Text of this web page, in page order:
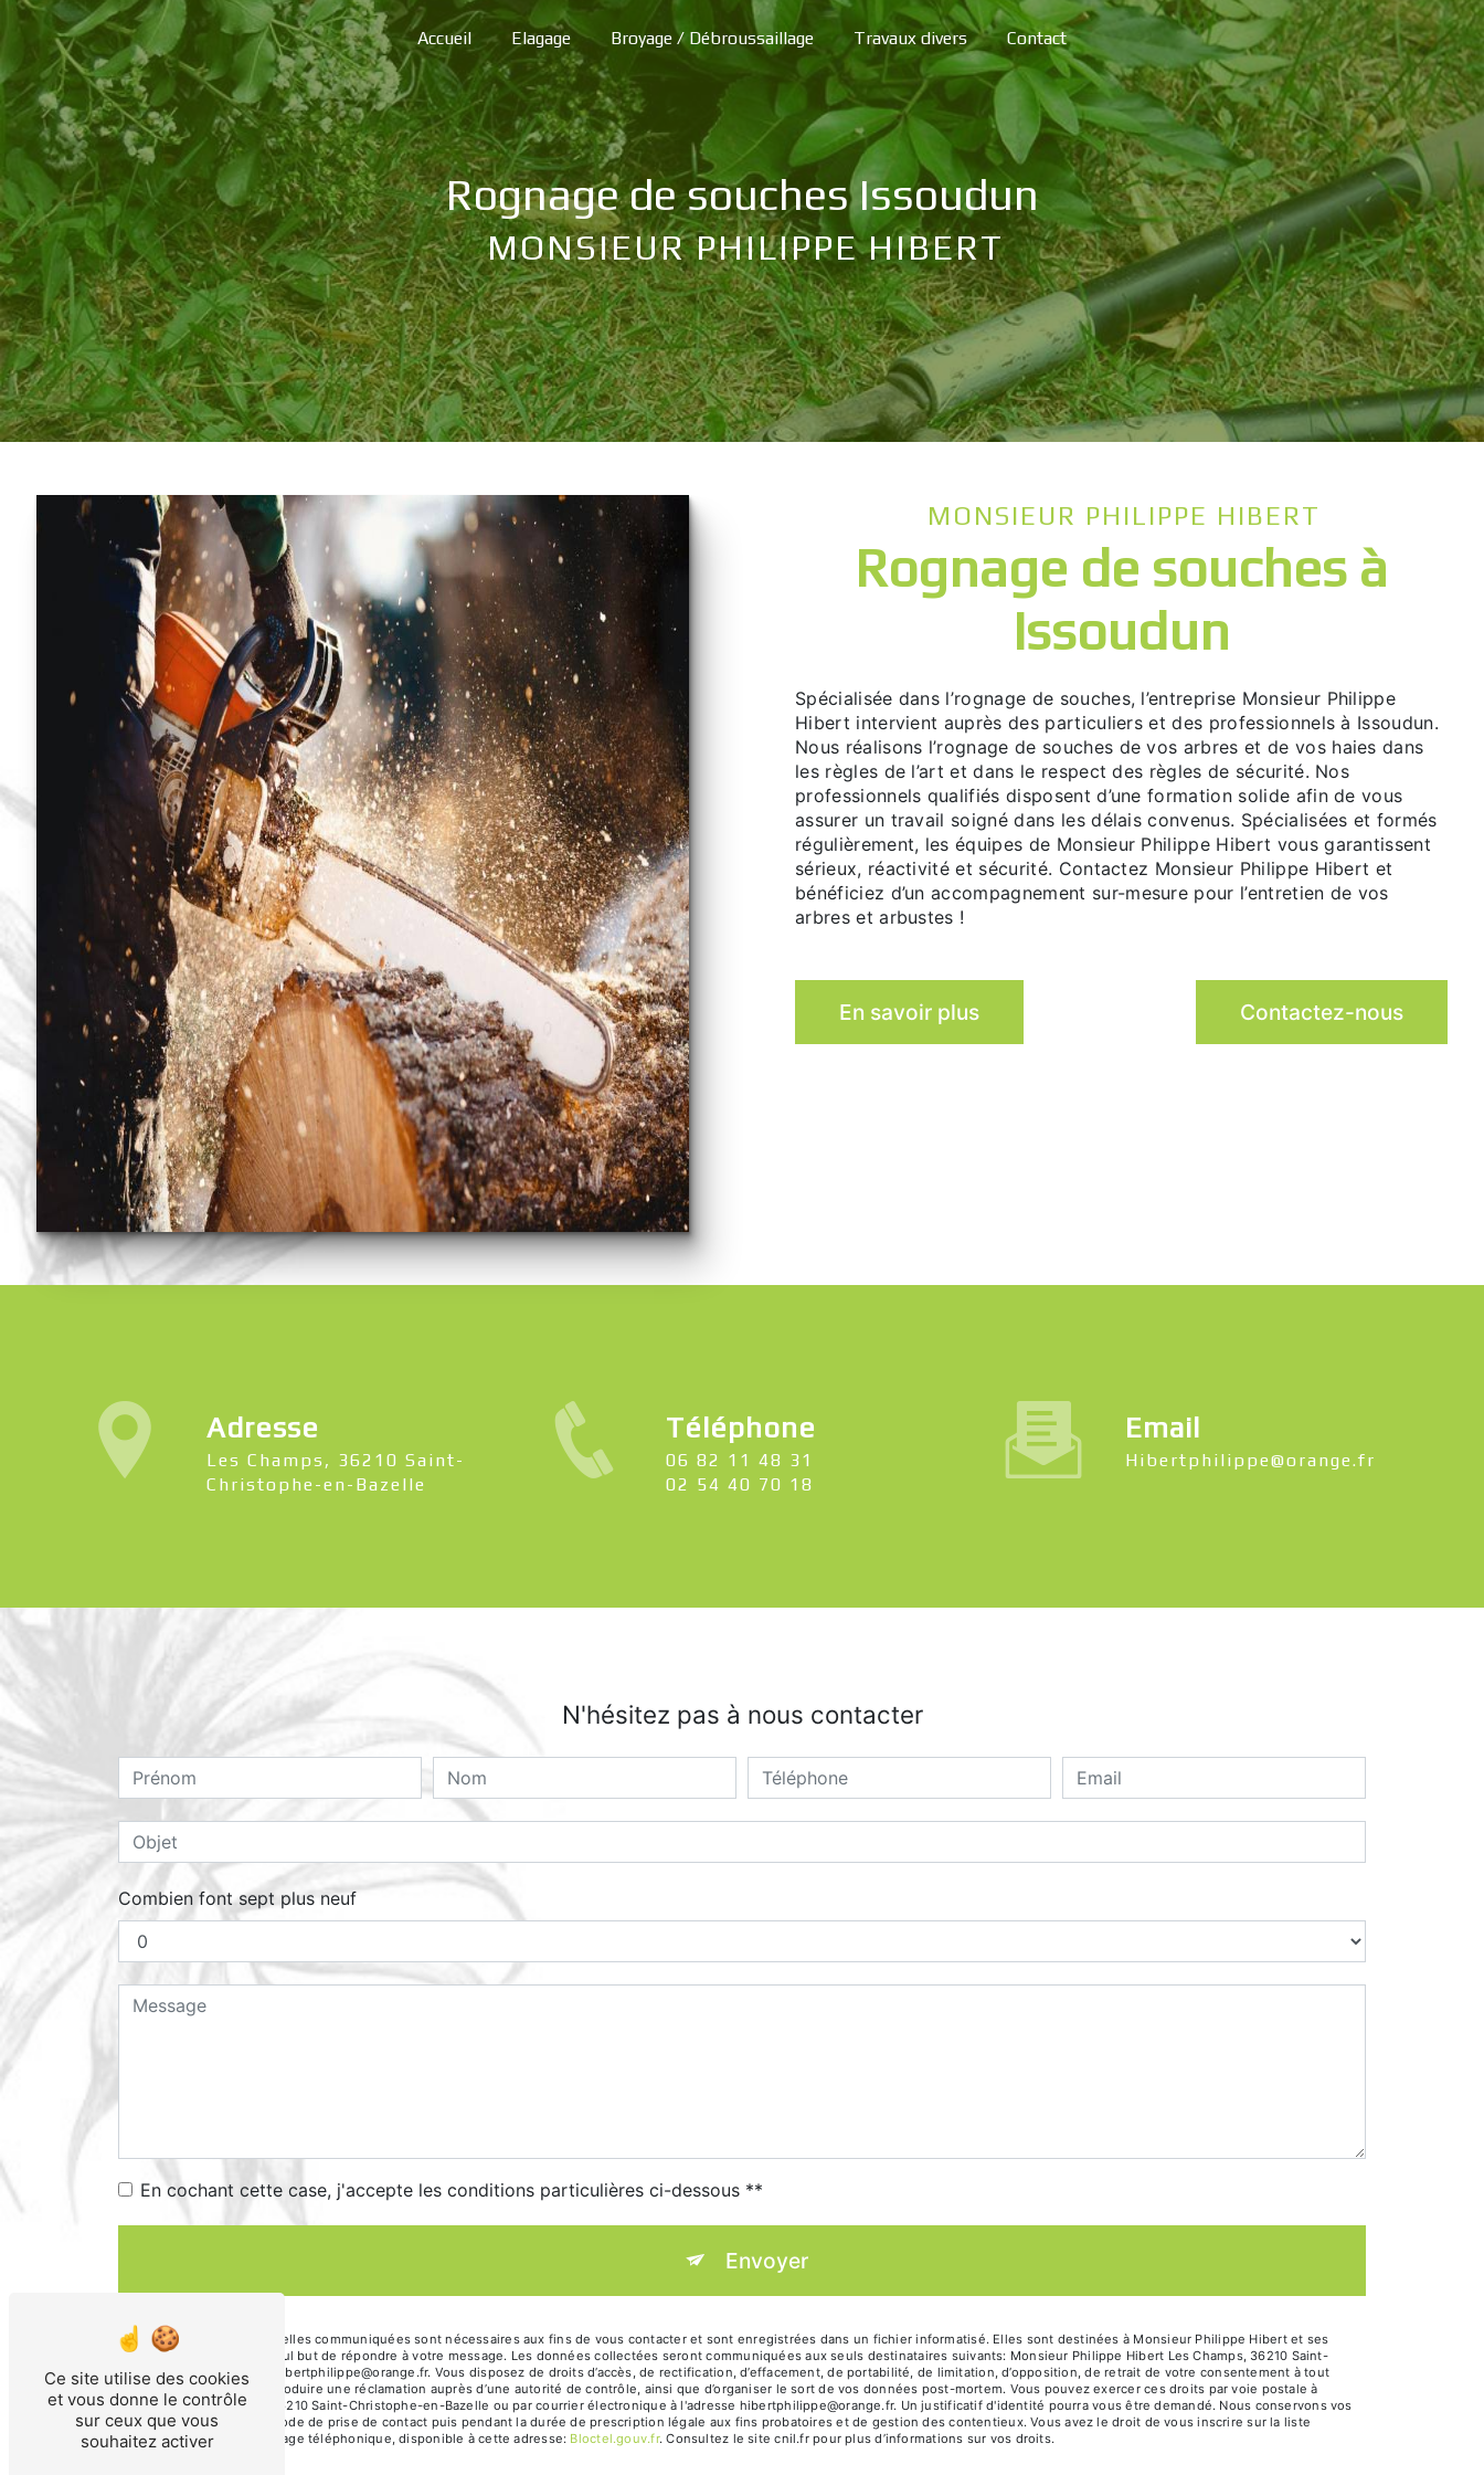
Accueil Elagage Broyage / Débroussaillage Travaux divers Contact
rognage de souches Issoudun
MONSIEUR PHILIPPE HIBERT
MONSIEUR PHILIPPE HIBERT
rognage de souches à
Issoudun
Spécialisée dans l’rognage de souches, l’entreprise Monsieur Philippe
Hibert intervient auprès des particuliers et des professionnels à Issoudun.
Nous réalisons l’rognage de souches de vos arbres et de vos haies dans
les règles de l’art et dans le respect des règles de sécurité. Nos
professionnels qualifiés disposent d’une formation solide afin de vous
assurer un travail soigné dans les délais convenus. Spécialisées et formés
régulièrement, les équipes de Monsieur Philippe Hibert vous garantissent
sérieux, réactivité et sécurité. Contactez Monsieur Philippe Hibert et
bénéficiez d’un accompagnement sur-mesure pour l’entretien de vos
arbres et arbustes !
En savoir plus Contactez-nous
Adresse
Les Champs, 36210 Saint-
Christophe-en-Bazelle
Téléphone
06 82 11 48 31
02 54 40 70 18
Email
hibertphilippe@orange.fr
N'hésitez pas à nous contacter
Combien font sept plus neuf
En cochant cette case, j'accepte les conditions particulières ci-dessous **
Envoyer
** Les données personnelles communiquées sont nécessaires aux fins de vous contacter et sont enregistrées dans un fichier informatisé. Elles sont destinées à Monsieur Philippe Hibert et ses
sous-traitants dans le seul but de répondre à votre message. Les données collectées seront communiquées aux seuls destinataires suivants: Monsieur Philippe Hibert Les Champs, 36210 Saint-
Christophe-en-Bazelle hibertphilippe@orange.fr. Vous disposez de droits d’accès, de rectification, d’effacement, de portabilité, de limitation, d’opposition, de retrait de votre consentement à tout
moment et du droit d’introduire une réclamation auprès d’une autorité de contrôle, ainsi que d’organiser le sort de vos données post-mortem. Vous pouvez exercer ces droits par voie postale à
l'adresse Les Champs, 36210 Saint-Christophe-en-Bazelle ou par courrier électronique à l'adresse hibertphilippe@orange.fr. Un justificatif d'identité pourra vous être demandé. Nous conservons vos
données pendant la période de prise de contact puis pendant la durée de prescription légale aux fins probatoires et de gestion des contentieux. Vous avez le droit de vous inscrire sur la liste
d'opposition au démarchage téléphonique, disponible à cette adresse:
Bloctel.gouv.fr. Consultez le site cnil.fr pour plus d’informations sur vos droits.
Panneau de gestion des cookies
Ce site utilise des cookies
et vous donne le contrôle
sur ceux que vous
souhaitez activer